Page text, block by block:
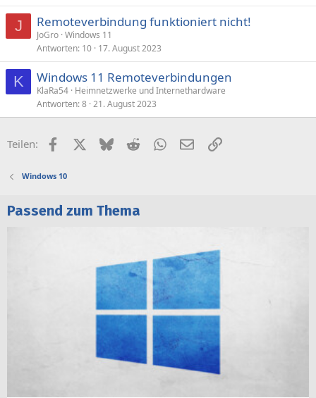
J Remoteverbindung funktioniert nicht!
JoGro Windows 11
Antworten 10 17. August 2023
K Windows 11 Remoteverbindungen
KlaRa54 Heimnetzwerke und Internethardware
Antworten 8 21. August 2023
Teilen: FacebookX (Twitter)
BlueskyRedditWhatsApp
E-MailLink
Windows 10
Passend zum Thema